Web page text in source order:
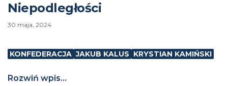
Niepodległości
30 maja, 2024
KONFEDERACJA JAKUB KALUS KRYSTIAN KAMIŃSKI
Rozwiń wpis...